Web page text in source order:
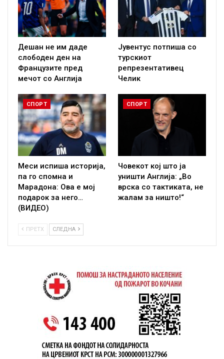
Дешан не им даде
слободен ден на
Французите пред
мечот со Англија
Јувентус потпиша со
турскиот
репрезентативец
Челик
СПОРТ
Меси испиша историја,
па го спомна и
Марадона: Ова е мој
подарок за него…
(ВИДЕО)
СПОРТ
Човекот кој што ја
уништи Англија: „Во
врска со тактиката, не
жалам за ништо!“
ПРЕТХ СЛЕДНА